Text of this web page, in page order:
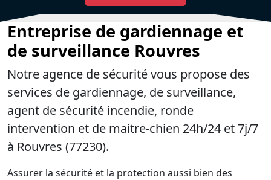
Entreprise de gardiennage et
de surveillance Rouvres
Notre agence de sécurité vous propose des
services de gardiennage, de surveillance,
agent de sécurité incendie, ronde
intervention et de maitre-chien 24h/24 et 7j/7
à Rouvres (77230).
Assurer la sécurité et la protection aussi bien des